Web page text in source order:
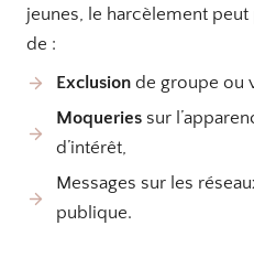
jeunes, le harcèlement
de :
Exclusion de groupe ou
Moqueries sur
d’intérêt,
Messages sur les
publique.